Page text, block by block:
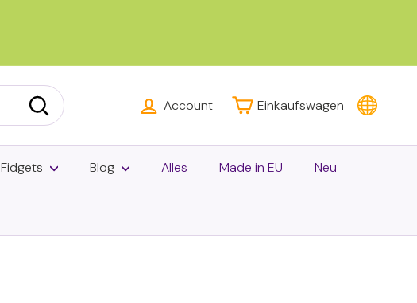
Suchen
Account Einkaufswagen
Fidgets Blog Alles Made in EU Neu